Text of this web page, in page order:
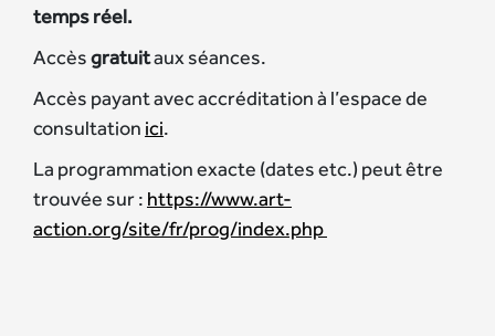
temps réel.
Accèsgratuitaux séances.
Accès payant avec accréditation à l’espace de
consultation ici.
La programmation exacte (dates etc.) peut être
trouvée sur : https://www.art-
action.org/site/fr/prog/index.php